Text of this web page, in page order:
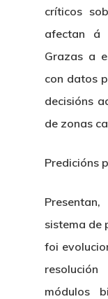
críticos
afectan á
Grazas a
con datos
decisións
de zonas
Predicións
sistema de
foi
módulos